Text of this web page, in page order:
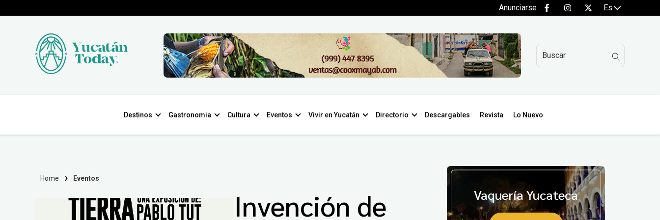
Anunciarse Es
Destinos Gastronomia Cultura Eventos Vivir en Yucatán Directorio Descargables Revista Lo Nuevo
Home Eventos
Invención de
Vaquería Yucateca